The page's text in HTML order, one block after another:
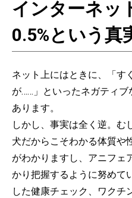
インターネッ
0.5%という真
ネット上にはときに、「す
が……」といったネガティ
あります。
しかし、事実は全く逆。む
犬だからこそわかる体質や
がわかりますし、アニフェ
かり把握するように努めて
した健康チェック、ワクチ